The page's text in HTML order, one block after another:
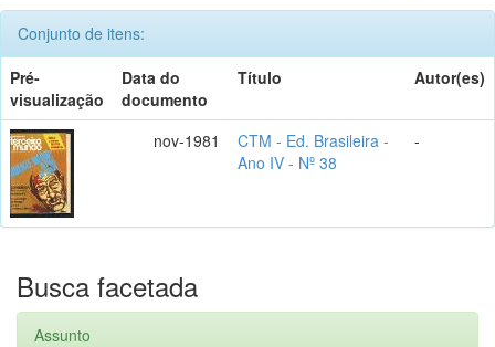
Conjunto de itens:
Pré-
visualização
Data do
documento
Título Autor(es)
nov-1981
CTM - Ed. Brasileira -
Ano IV - Nº 38
-
Busca facetada
Assunto